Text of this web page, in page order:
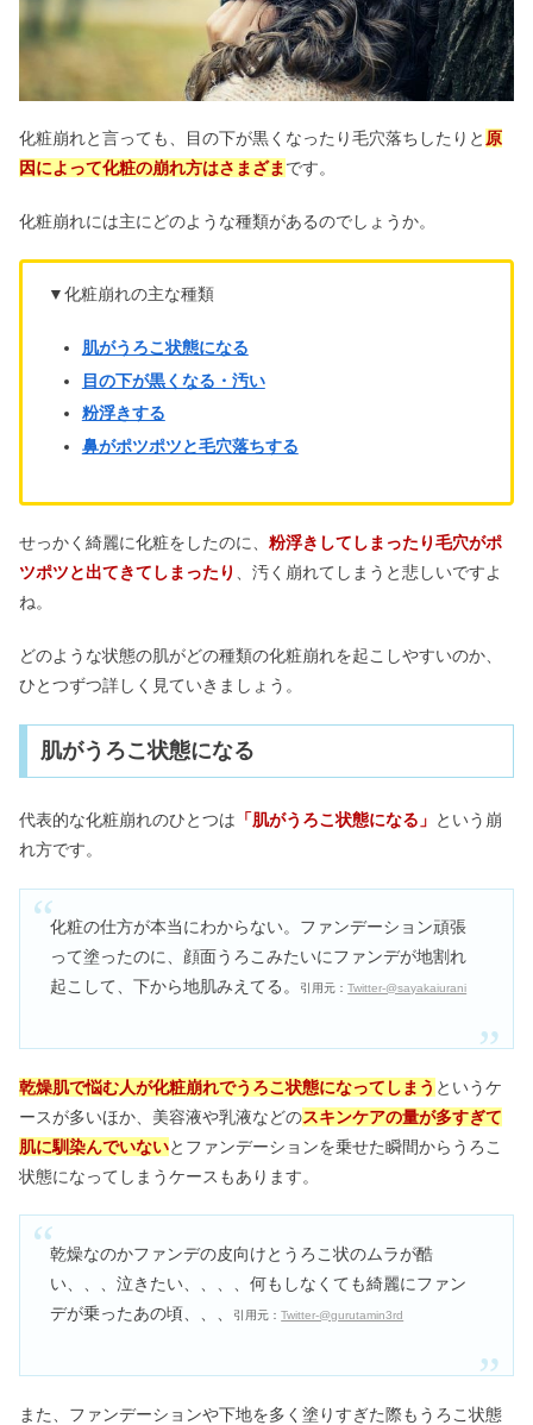
ない理由｜あげる意味は？
ウェーデン歯磨きはゆすがない？
脳洗浄は怪しい＆やばい？危険で効果
表参道メディカルクリニックのポテン
ツァ！口コミ・効果まとめ
リファロックオイルは痛む？使い方や
タロット占いのやり方！当たるのはな
ぜ？覚えてはいけないって本当？
ラッシュアディクトの偽物・正規品の
見分け方｜本物はどこで買える？
ヒトカラは気持ち悪い・やばい？何時
化粧崩れと言っても、目の下が黒くなったり毛穴落ちしたりと 原
因によって化粧の崩れ方はさまざま です。
化粧崩れには主にどのような種類があるのでしょうか。
▼化粧崩れの主な種類
肌がうろこ状態になる
目の下が黒くなる・汚い
粉浮きする
鼻がポツポツと毛穴落ちする
せっかく綺麗に化粧をしたのに、 粉浮きしてしまったり毛穴がポ
ツポツと出てきてしまったり 、汚く崩れてしまうと悲しいですよ
ね。
どのような状態の肌がどの種類の化粧崩れを起こしやすいのか、
ひとつずつ詳しく見ていきましょう。
肌がうろこ状態になる
代表的な化粧崩れのひとつは 「肌がうろこ状態になる」 という崩
れ方です。
化粧の仕方が本当にわからない。ファンデーション頑張
って塗ったのに、顔面うろこみたいにファンデが地割れ
起こして、下から地肌みえてる。
引用元：Twitter‐@sayakaiurani
乾燥肌で悩む人が化粧崩れでうろこ状態になってしまう というケ
ースが多いほか、美容液や乳液などのスキンケアの量が多すぎて
肌に馴染んでいないとファンデーションを乗せた瞬間からうろこ
状態になってしまうケースもあります。
乾燥なのかファンデの皮向けとうろこ状のムラが酷
い、、、泣きたい、、、、何もしなくても綺麗にファン
デが乗ったあの頃、、、
引用元：Twitter‐@gurutamin3rd
また、ファンデーションや下地を多く塗りすぎた際もうろこ状態